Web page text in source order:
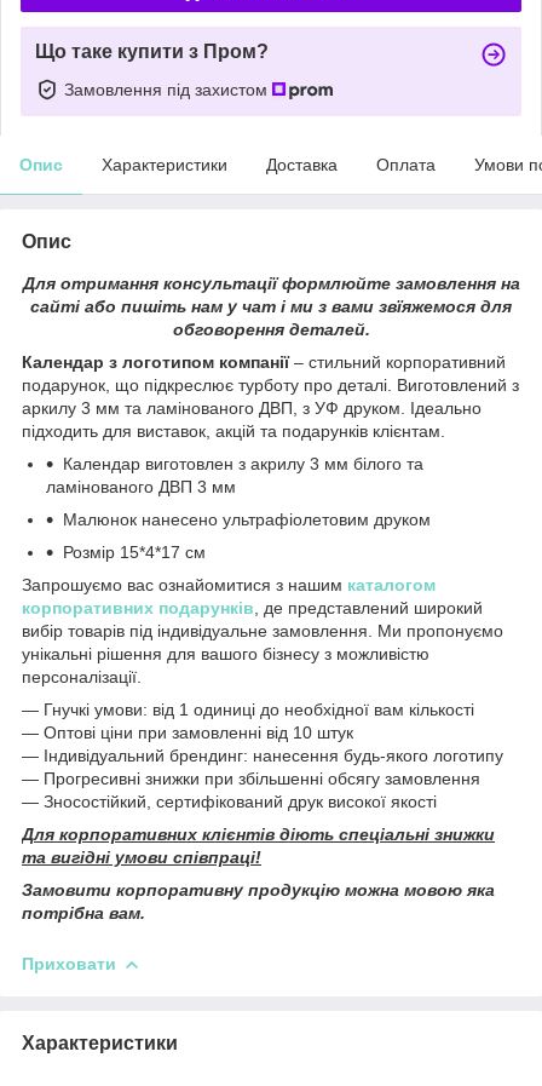
Що таке купити з Пром?
Замовлення під захистом
Опис Характеристики Доставка Оплата Умови
Опис
Для отримання консультації формлюйте замовлення на
сайті або пишіть нам у чат і ми з вами звїяжемося для
обговорення деталей.
Календар з логотипом компанії– стильний корпоративний
подарунок, що підкреслює турботу про деталі. Виготовлений ​​з
аркилу 3 мм та ламінованого ДВП, з УФ друком. Ідеально
підходить для виставок, акцій та подарунків клієнтам.
Календар виготовлен з акрилу 3 мм білого та
ламінованого ДВП 3 мм
Малюнок нанесено ультрафіолетовим друком
Розмір 15*4*17 см
Запрошуємо вас ознайомитися з нашим каталогом
корпоративних подарунків , де представлений широкий
вибір товарів під індивідуальне замовлення. Ми пропонуємо
унікальні рішення для вашого бізнесу з можливістю
персоналізації.
— Гнучкі умови: від 1 одиниці до необхідної вам кількості
— Оптові ціни при замовленні від 10 штук
— Індивідуальний брендинг: нанесення будь-якого логотипу
— Прогресивні знижки при збільшенні обсягу замовлення
— Зносостійкий, сертифікований друк високої якості
Для корпоративних клієнтів діють спеціальні знижки
та вигідні умови співпраці!
Замовити корпоративну продукцію можна мовою яка
потрібна вам.
Приховати
Характеристики